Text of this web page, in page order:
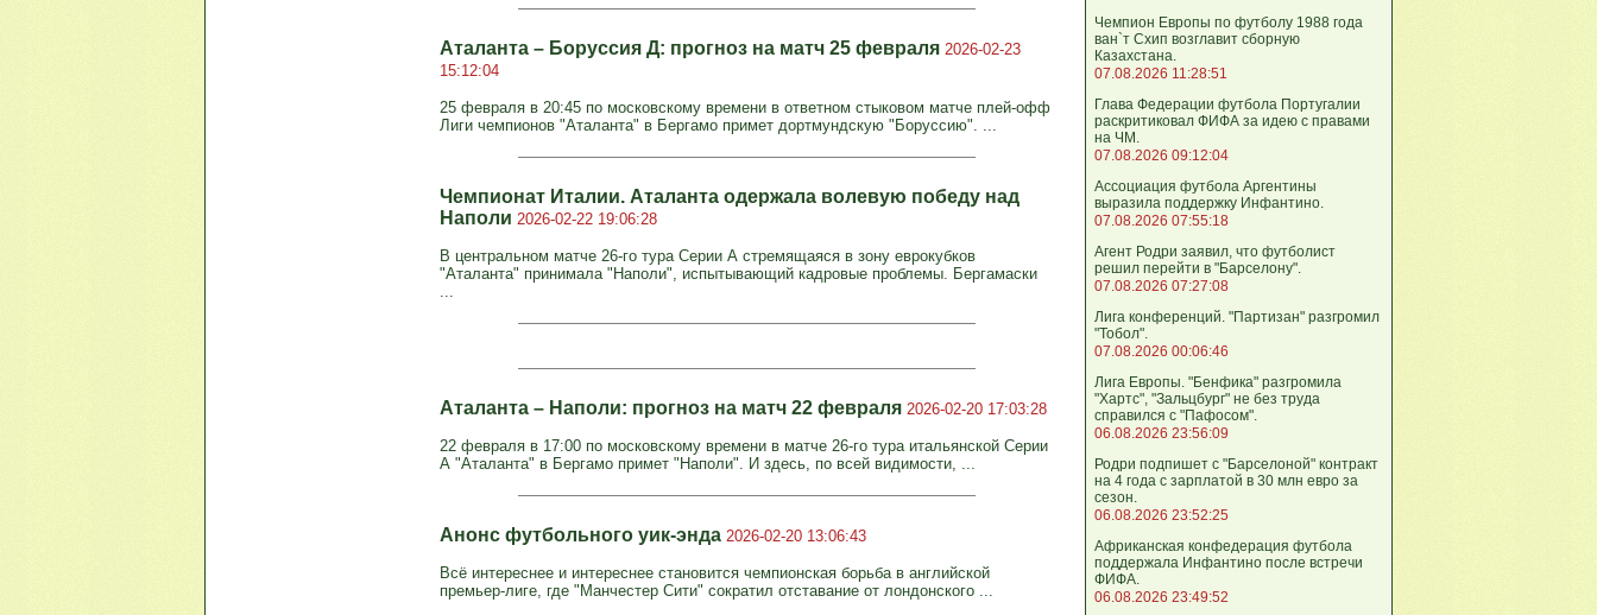
Аталанта – Боруссия Д: прогноз на матч 25 февраля 2026-02-23
15:12:04
25 февраля в 20:45 по московскому времени в ответном стыковом матче плей-офф
Лиги чемпионов "Аталанта" в Бергамо примет дортмундскую "Боруссию". ...
Чемпионат Италии. Аталанта одержала волевую победу над
Наполи 2026-02-22 19:06:28
В центральном матче 26-го тура Серии А стремящаяся в зону еврокубков
"Аталанта" принимала "Наполи", испытывающий кадровые проблемы. Бергамаски
...
Аталанта – Наполи: прогноз на матч 22 февраля 2026-02-20 17:03:28
22 февраля в 17:00 по московскому времени в матче 26-го тура итальянской Серии
А "Аталанта" в Бергамо примет "Наполи". И здесь, по всей видимости, ...
Анонс футбольного уик-энда 2026-02-20 13:06:43
Всё интереснее и интереснее становится чемпионская борьба в английской
премьер-лиге, где "Манчестер Сити" сократил отставание от лондонского ...
Чемпион Европы по футболу 1988 года
ван`т Схип возглавит сборную
Казахстана.
07.08.2026 11:28:51
Глава Федерации футбола Португалии
раскритиковал ФИФА за идею с правами
на ЧМ.
07.08.2026 09:12:04
Ассоциация футбола Аргентины
выразила поддержку Инфантино.
07.08.2026 07:55:18
Агент Родри заявил, что футболист
решил перейти в "Барселону".
07.08.2026 07:27:08
Лига кoнференций. "Партизан" разгромил
"Тобол".
07.08.2026 00:06:46
Лига Европы. "Бенфика" разгромила
"Хартс", "Зальцбург" не без труда
справился с "Пафосом".
06.08.2026 23:56:09
Родри подпишет с "Барселоной" контракт
на 4 года с зарплатой в 30 млн евро за
сезон.
06.08.2026 23:52:25
Африканская конфедерация футбола
поддержала Инфантино после встречи
ФИФА.
06.08.2026 23:49:52